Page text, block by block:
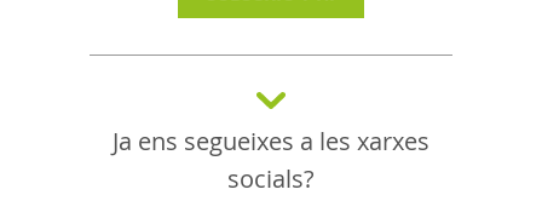
Ja ens segueixes a les xarxes
socials?